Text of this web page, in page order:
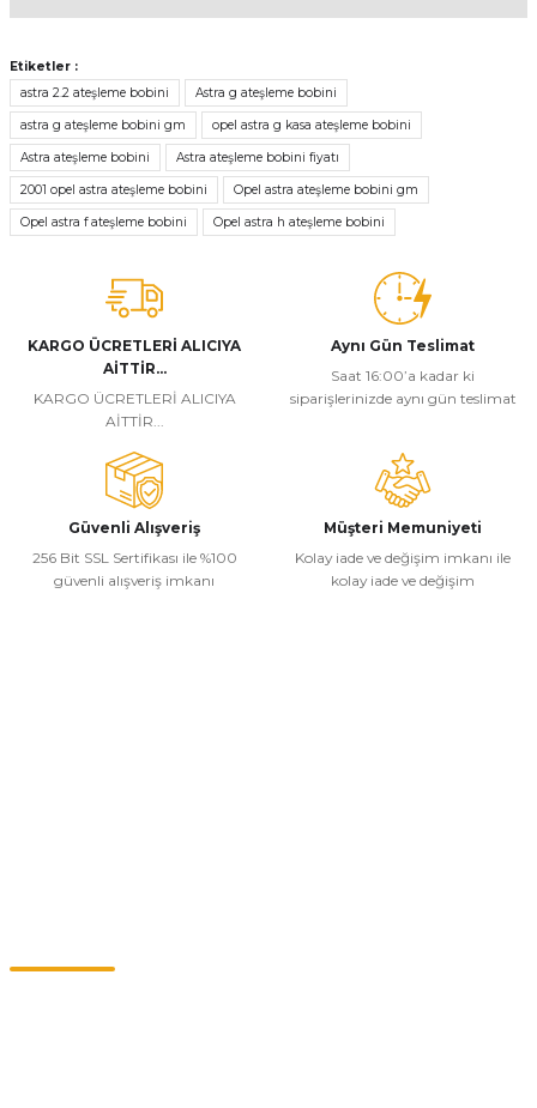
konularda yetersiz gördüğünüz noktaları öneri formunu kullanarak
tarafımıza iletebilirsiniz.
Görüş ve önerileriniz için teşekkür ederiz.
Ürün resmi kalitesiz, bozuk veya görüntülenemiyor.
Ürün açıklamasında eksik bilgiler bulunuyor.
Ürün bilgilerinde hatalar bulunuyor.
Bu ürüne benzer farklı alternatifler olmalı.
Etiketler :
astra 2.2 ateşleme bobini
Astra g ateşleme bobini
astra g ateşleme bobini gm opel astra g kasa ateşleme bobini
Astra ateşleme bobini Astra ateşleme bobini fiyatı
2001 opel astra ateşleme bobini Opel astra ateşleme bobini gm
Opel astra f ateşleme bobini Opel astra h ateşleme bobini
KARGO ÜCRETLERİ ALICIYA
AİTTİR...
KARGO ÜCRETLERİ ALICIYA
AİTTİR...
Aynı Gün Teslimat
Saat 16:00’a kadar ki
siparişlerinizde aynı gün teslimat
Güvenli Alışveriş
256 Bit SSL Sertifikası ile %100
güvenli alışveriş imkanı
Müşteri Memuniyeti
Kolay iade ve değişim imkanı ile
kolay iade ve değişim